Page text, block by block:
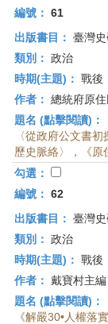
編號： 61
出版書目： 臺灣
類別： 政治
時期(主題)： 戰後
作者： 總統府原
題名 (點擊閱讀)：
〈從政府公文書
歷史脈絡〉，《原
勾選：
編號： 62
出版書目： 臺灣
類別： 政治
時期(主題)： 戰後
作者： 戴寶村主編
題名 (點擊閱讀)：
《解嚴30•人權落